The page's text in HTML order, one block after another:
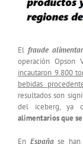
Elfraude
operación Opson
incautaron 9.800
bebidas
resultados son
del iceberg, ya
alimentarios que
En Españase han